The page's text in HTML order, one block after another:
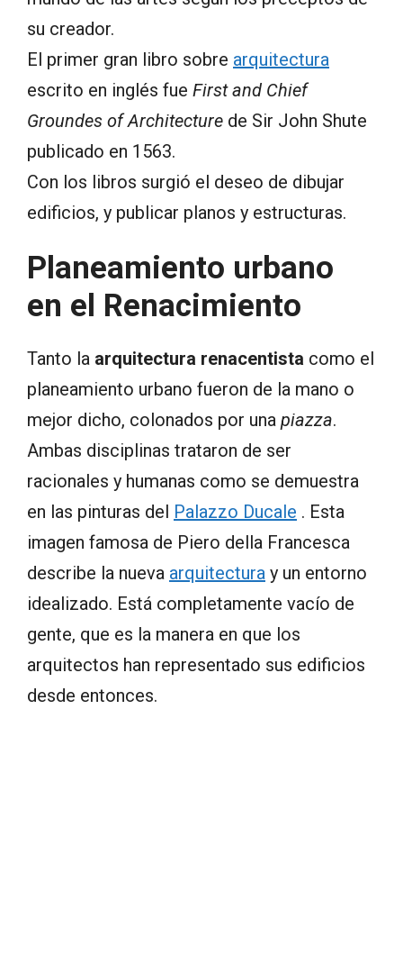
su creador.
El primer gran libro sobre arquitectura
escrito en inglés fue First and Chief
Groundes of Architecture de Sir John Shute
publicado en 1563.
Con los libros surgió el deseo de dibujar
edificios, y publicar planos y estructuras.
Planeamiento urbano
en el Renacimiento
Tanto la arquitectura renacentista como el
planeamiento urbano fueron de la mano o
mejor dicho, colonados por una piazza.
Ambas disciplinas trataron de ser
racionales y humanas como se demuestra
en las pinturas del Palazzo Ducale . Esta
imagen famosa de Piero della Francesca
describe la nueva arquitectura y un entorno
idealizado. Está completamente vacío de
gente, que es la manera en que los
arquitectos han representado sus edificios
desde entonces.